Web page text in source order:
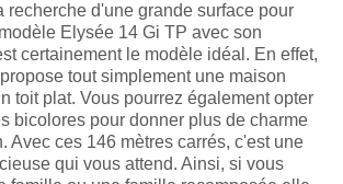
recherche d'une grande surface pour
Elysée 14 Gi TP avec son
certainement le modèle idéal. En effet,
tout simplement une maison
toit plat. Vous pourrez également opter
bicolores pour donner plus de charme
Avec ces 146 mètres carrés, c'est une
qui vous attend. Ainsi, si vous